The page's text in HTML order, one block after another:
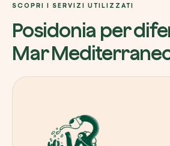
SCOPRI I SERVIZI UTILIZZATI
Posidonia per
Mar